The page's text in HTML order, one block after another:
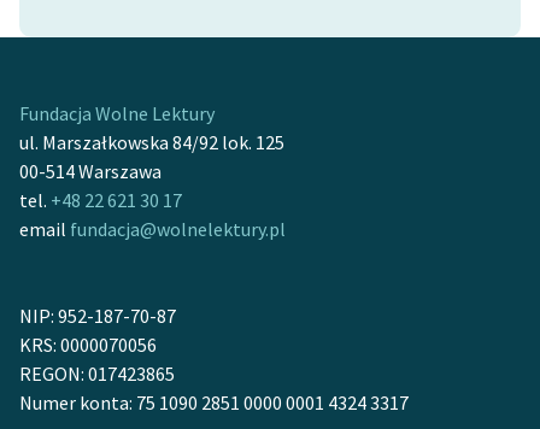
twórców przechodzących
Starego Testamentu
Odkurzamy bohaterów
Szkoła Poezji Wolnych
Kontakt
O projekcie
Fundacja Wolne Lektury
ul. Marszałkowska 84/92 lok. 125
00-514 Warszawa
tel. +48 22 621 30 17
email fundacja@wolnelektury.pl
NIP: 952-187-70-87
KRS: 0000070056
REGON: 017423865
Numer konta: 75 1090 2851 0000 0001 4324 3317